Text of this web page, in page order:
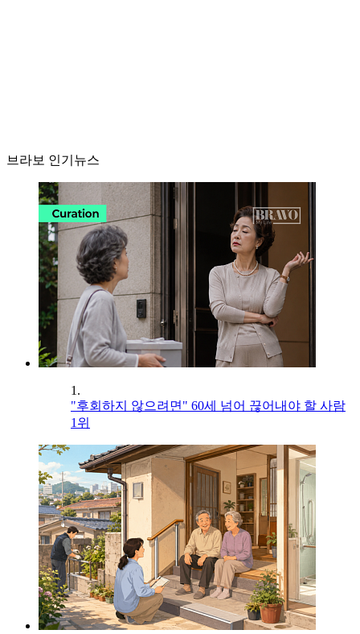
브라보 인기뉴스
1.
"후회하지 않으려면" 60세 넘어 끊어내야 할 사람
1위